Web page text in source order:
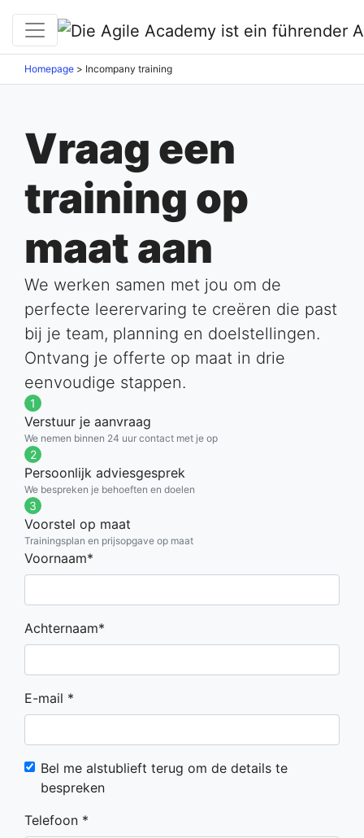
Homepage > Incompany training
Vraag een
training op
maat aan
We werken samen met jou om de
perfecte leerervaring te creëren die past
bij je team, planning en doelstellingen.
Ontvang je offerte op maat in drie
eenvoudige stappen.
1
Verstuur je aanvraag
We nemen binnen 24 uur contact met je op
2
Persoonlijk adviesgesprek
We bespreken je behoeften en doelen
3
Voorstel op maat
Trainingsplan en prijsopgave op maat
Voornaam*
Achternaam*
E-mail *
Bel me alstublieft terug om de details te
bespreken
Telefoon *